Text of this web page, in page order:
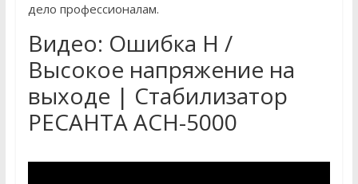
дело профессионалам.
Видео: Ошибка H /
Высокое напряжение на
выходе | Стабилизатор
РЕСАНТА АСН-5000